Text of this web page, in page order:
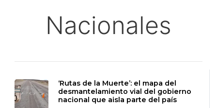
Nacionales
‘Rutas de la Muerte’: el mapa del
desmantelamiento vial del gobierno
nacional que aisla parte del país